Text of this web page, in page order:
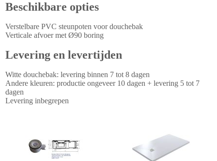
Beschikbare opties
Verstelbare PVC steunpoten voor douchebak
Verticale afvoer met Ø90 boring
Levering en levertijden
Witte douchebak: levering binnen 7 tot 8 dagen
Andere kleuren: productie ongeveer 10 dagen + levering 5 tot 7
dagen
Levering inbegrepen